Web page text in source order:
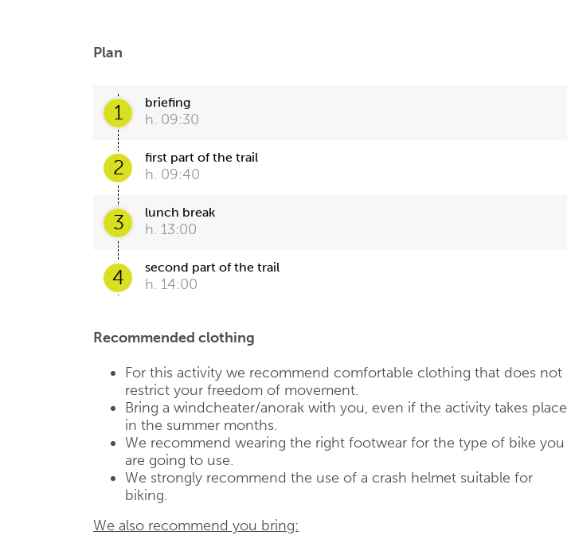
Plan
1 briefing
h. 09:30
2 first part of the trail
h. 09:40
3 lunch break
h. 13:00
4 second part of the trail
h. 14:00
Recommended clothing
For this activity we recommend comfortable clothing that does not
restrict your freedom of movement.
Bring a windcheater/anorak with you, even if the activity takes place
in the summer months.
We recommend wearing the right footwear for the type of bike you
are going to use.
We strongly recommend the use of a crash helmet suitable for
biking.
We also recommend you bring: